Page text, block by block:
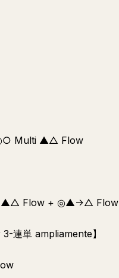
Multi ▲△ Flow
Flow + ◎▲→△ Flow
連単 ampliamente】